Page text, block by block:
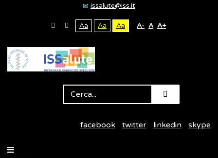
issalute@iss.it
Aa Aa Aa A- A A+
facebook twitter linkedin skype